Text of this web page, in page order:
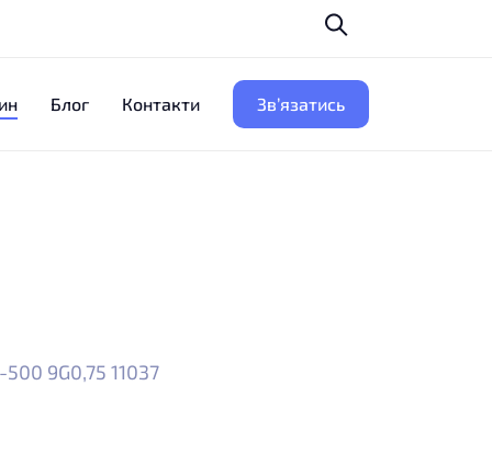
Блог Контакти Зв’язатись
9G0,75 11037